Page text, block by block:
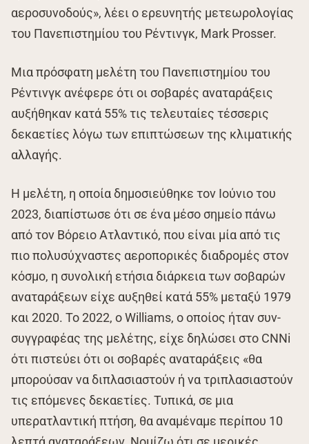
αεροσυνοδούς», λέει ο ερευνητής μετεωρολογίας
του Πανεπιστημίου του Ρέντινγκ, Mark Prosser.
Μια πρόσφατη μελέτη του Πανεπιστημίου του
Ρέντινγκ ανέφερε ότι οι σοβαρές αναταράξεις
αυξήθηκαν κατά 55% τις τελευταίες τέσσερις
δεκαετίες λόγω των επιπτώσεων της κλιματικής
αλλαγής.
Η μελέτη, η οποία δημοσιεύθηκε τον Ιούνιο του
2023, διαπίστωσε ότι σε ένα μέσο σημείο πάνω
από τον Βόρειο Ατλαντικό, που είναι μία από τις
πιο πολυσύχναστες αεροπορικές διαδρομές στον
κόσμο, η συνολική ετήσια διάρκεια των σοβαρών
αναταράξεων είχε αυξηθεί κατά 55% μεταξύ 1979
και 2020. Το 2022, ο Williams, ο οποίος ήταν συν-
συγγραφέας της μελέτης, είχε δηλώσει στο CNNi
ότι πιστεύει ότι οι σοβαρές αναταράξεις «θα
μπορούσαν να διπλασιαστούν ή να τριπλασιαστούν
τις επόμενες δεκαετίες. Τυπικά, σε μια
υπερατλαντική πτήση, θα αναμέναμε περίπου 10